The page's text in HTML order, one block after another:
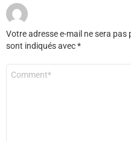
Votre adresse e-mail ne sera pas
sont indiqués avec*
Commentaire